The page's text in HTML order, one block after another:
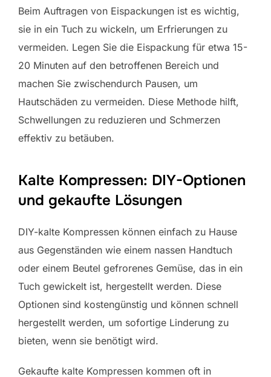
Beim Auftragen von Eispackungen ist es wichtig,
sie in ein Tuch zu wickeln, um Erfrierungen zu
vermeiden. Legen Sie die Eispackung für etwa 15-
20 Minuten auf den betroffenen Bereich und
machen Sie zwischendurch Pausen, um
Hautschäden zu vermeiden. Diese Methode hilft,
Schwellungen zu reduzieren und Schmerzen
effektiv zu betäuben.
Kalte Kompressen: DIY-Optionen
und gekaufte Lösungen
DIY-kalte Kompressen können einfach zu Hause
aus Gegenständen wie einem nassen Handtuch
oder einem Beutel gefrorenes Gemüse, das in ein
Tuch gewickelt ist, hergestellt werden. Diese
Optionen sind kostengünstig und können schnell
hergestellt werden, um sofortige Linderung zu
bieten, wenn sie benötigt wird.
Gekaufte kalte Kompressen kommen oft in